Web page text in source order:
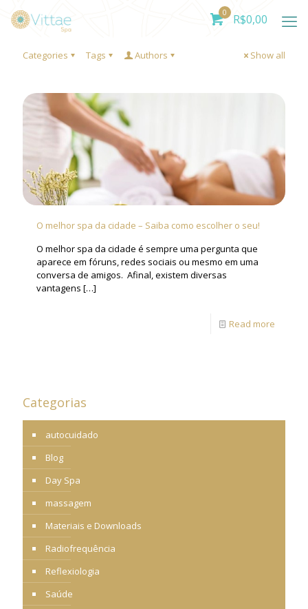
0 R$0,00
Categories Tags Authors Show all
O melhor spa da cidade – Saiba como escolher o seu!
O melhor spa da cidade é sempre uma pergunta que
aparece em fóruns, redes sociais ou mesmo em uma
conversa de amigos. Afinal, existem diversas
vantagens […]
Read more
Categorias
autocuidado
Blog
Day Spa
massagem
Materiais e Downloads
Radiofrequência
Reflexiologia
Saúde